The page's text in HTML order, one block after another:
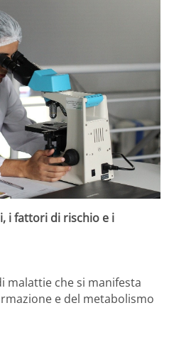
i fattori di rischio e i
malattie che si manifesta
e del metabolismo